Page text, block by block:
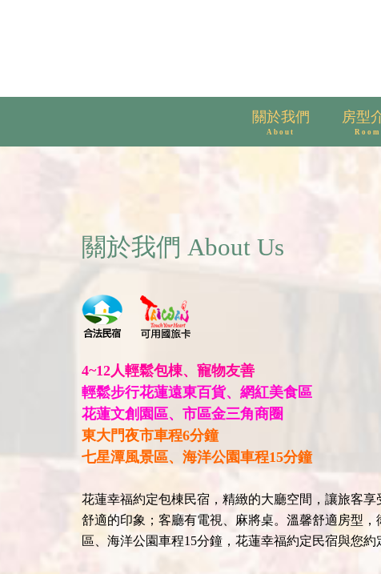
關於我們
About
房型
關於我們 About Us
4~12人輕鬆包棟、寵物友善
輕鬆步行花蓮遠東百貨、網紅美食區
花蓮文創園區、市區金三角商圈
東大門夜市車程6分鐘
七星潭風景區、海洋公園車程15分鐘
花蓮幸福約定包棟民宿，精緻的大廳空間，讓旅客
舒適的印象；客廳有電視、麻將桌。溫馨舒適房型
區、海洋公園車程15分鐘，花蓮幸福約定民宿與您約